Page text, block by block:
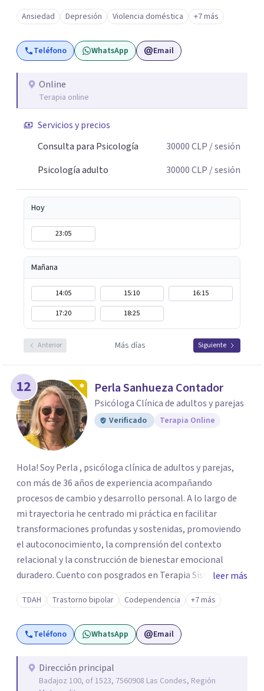
tanto a nivel individual, de pareja o familiar. Cuento con
más de 10 años de experiencia profesional en consulta
privada y en diversas instituciones de salud mental,
trabajando con adolescentes, adultos jóvenes, adultos y
Psicoterapia Sistémica, una metodología que considera
las dinámicas y relaciones dentro de cada sistema
técnicas como la Terapia Breve Sistémica y la Terapia
Enfocada en Soluciones, busco comprender cómo los
persona, promoviendo un cambio duradero, significativo
y orientado a los recursos.
Ansiedad Depresión Violencia doméstica +7 más
Teléfono WhatsApp Email
Online
Terapia online
Servicios y precios
Consulta para Psicología
30000CLP / sesión
Psicología adulto
30000CLP / sesión
Hoy
23:05
Mañana
14:05 15:10
16:15
17:20
18:25
Anterior Más días Siguiente
12 Perla Sanhueza Contador
Psicóloga Clínica de adultos y parejas
Verificado Terapia Online
Hola! Soy Perla , psicóloga clínica de adultos y parejas,
con más de 36 años de experiencia acompañando
procesos de cambio y desarrollo personal. A lo largo de
mi trayectoria he centrado mi práctica en facilitar
transformaciones profundas y sostenidas, promoviendo
el autoconocimiento, la comprensión del contexto
relacional y la construcción de bienestar emocional
duradero. Cuento con posgrados en Terapia Sistémica
Familiar y de Pareja, Terapia Cognitiva Procesal Sistémica
Postracionalista y un Diplomado en Psicología Forense,
además de formación y certificación como Terapeuta
EMDR, enfoque especializado en el tratamiento de
combinación de herramientas me permite integrar
distintas perspectivas terapéuticas, adaptándolas a las
leer más
TDAH Trastorno bipolar Codependencia +7 más
Teléfono WhatsApp Email
Dirección principal
Badajoz 100, of 1523, 7560908 Las Condes, Región